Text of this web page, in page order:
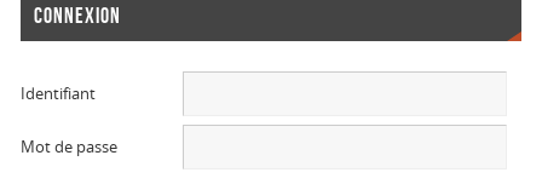
CONNEXION
Identifiant
Mot de passe